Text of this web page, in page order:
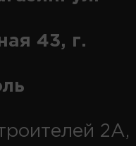
43, г.
2А,